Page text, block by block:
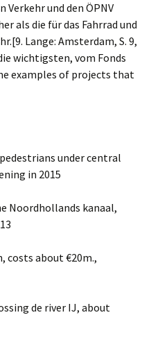
und den ÖPNV
als die für das Fahrrad und
Lange: Amsterdam, S. 9,
wichtigsten, vom Fonds
examples of projects that
under central
in 2015
Noordhollands kanaal,
costs about€20m.,
de river IJ, about